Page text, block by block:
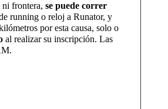
ni frontera,se puede correr
running o reloj a Runator, y
por esta causa, solo o
al realizar su inscripción. Las